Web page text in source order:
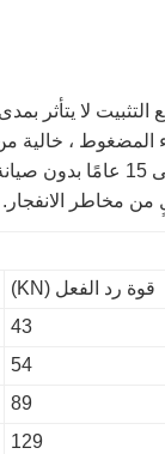
المضغوط ، خالية
قوة رد الفعل (KN)
43
54
89
129